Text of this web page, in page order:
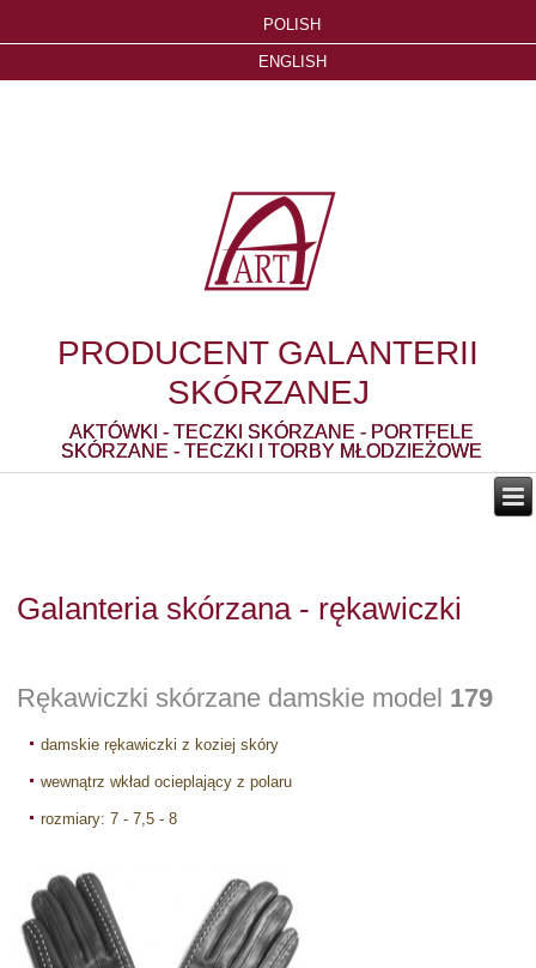
POLISH
ENGLISH
PRODUCENT GALANTERII
SKÓRZANEJ
AKTÓWKI - TECZKI SKÓRZANE - PORTFELE
SKÓRZANE - TECZKI I TORBY MŁODZIEŻOWE
Galanteria skórzana - rękawiczki
Rękawiczki skórzane damskie model 179
damskie rękawiczki z koziej skóry
wewnątrz wkład ocieplający z polaru
rozmiary: 7 - 7,5 - 8